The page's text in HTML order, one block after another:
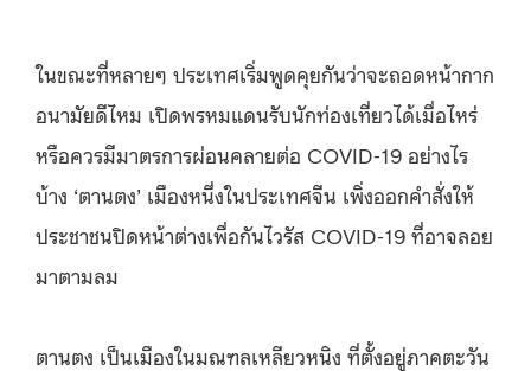
ในขณะที่หลายๆ ประเทศเริ่มพูดคุยกันว่าจะถอดหน้ากาก
อนามัยดีไหม เปิดพรหมแดนรับนักท่องเที่ยวได้เมื่อไหร่
หรือควรมีมาตรการผ่อนคลายต่อ COVID-19 อย่างไร
บ้าง ‘ตานตง’ เมืองหนึ่งในประเทศจีน เพิ่งออกคำสั่งให้
ประชาชนปิดหน้าต่างเพื่อกันไวรัส COVID-19 ที่อาจลอย
มาตามลม
ตานตง เป็นเมืองในมณฑลเหลียวหนิง ที่ตั้งอยู่ภาคตะวัน